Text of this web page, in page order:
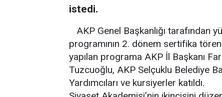
istedi.
AKP Genel Başkanlığı tarafından
programının 2. dönem sertifika
yapılan programa AKP İl Başkanı
Tuzcuoğlu, AKP Selçuklu Belediye
Yardımcıları ve kursiyerler katıldı.